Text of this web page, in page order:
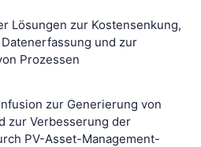
Lösungen zur Kostensenkung,
und zur
Prozessen
zur Generierung von
zur Verbesserung der
PV-Asset-Management-